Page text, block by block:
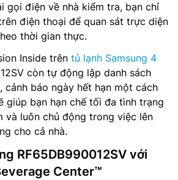
gọi điện về nhà kiểm tra, bạn chỉ
điện thoại để quan sát trực diện
thời gian thực.
Inside trên tủ lạnh Samsung 4
còn tự động lập danh sách
cảnh báo ngày hết hạn một cách
giúp bạn hạn chế tối đa tình trạng
và luôn chủ động trong việc lên
cho cả nhà.
RF65DB990012SV với
Center™